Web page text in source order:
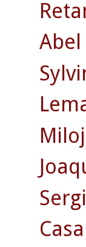
Abel